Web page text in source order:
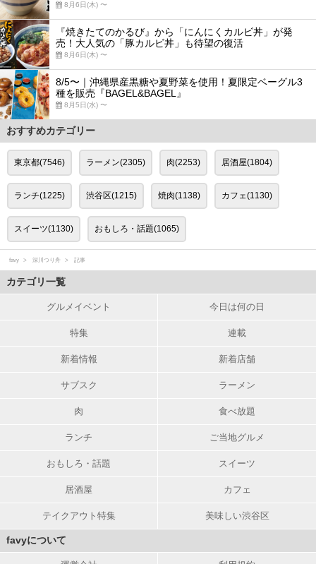
8月6日(木) 〜
『焼きたてのかるび』から「にんにくカルビ丼」が発
売！大人気の「豚カルビ丼」も待望の復活
8月6日(木) 〜
8/5〜｜沖縄県産黒糖や夏野菜を使用！夏限定ベーグル3
種を販売『BAGEL&BAGEL』
8月5日(水) 〜
おすすめカテゴリー
東京都(7546) ラーメン(2305) 肉(2253) 居酒屋(1804)
ランチ(1225) 渋谷区(1215) 焼肉(1138) カフェ(1130)
スイーツ(1130) おもしろ・話題(1065)
favy 深川つり舟 記事
カテゴリ一覧
グルメイベント 今日は何の日
特集 連載
新着情報 新着店舗
サブスク ラーメン
肉 食べ放題
ランチ ご当地グルメ
おもしろ・話題 スイーツ
居酒屋 カフェ
テイクアウト特集 美味しい渋谷区
favyについて